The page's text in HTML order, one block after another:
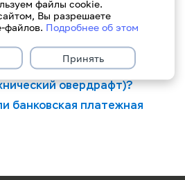
с карты другого банка?
операции по карточке?
остаток
овердрафт)?
банковская платежная
файлы cookie.
Вы разрешаете
файлов. Подробнее об этом
Принять